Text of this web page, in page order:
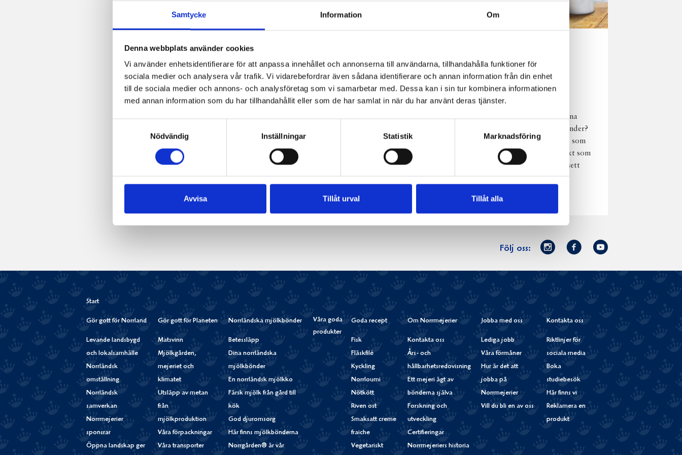
Samtycke Information Om
Denna webbplats använder cookies
Vi använder enhetsidentifierare för att anpassa innehållet och annonserna till användarna, tillhandahålla funktioner för
sociala medier och analysera vår trafik. Vi vidarebefordrar även sådana identifierare och annan information från din enhet
till de sociala medier och annons- och analysföretag som vi samarbetar med. Dessa kan i sin tur kombinera informationen
med annan information som du har tillhandahållit eller som de har samlat in när du har använt deras tjänster.
Nödvändig
Inställningar Statistik Marknadsföring
Avvisa Tillåt urval Tillåt alla
njutning i alla
väder
Har du provat
chokladmjölk från dina
norrländska mjölkbönder?
Den är lika god varm som
kall och passar perfekt som
vardagsnjutning oavsett
väder, året om.
Läs mer
Följ oss:
Norrmejerier
Instagram
Facebook
Youtube
Start
Gör gott för Norrland
Levande landsbygd
och lokalsamhälle
Norrländsk
omställning
Norrländsk
samverkan
Norrmejerier
sponsrar
Öppna landskap ger
Gör gott för Planeten
Matsvinn
Mjölkgården,
mejeriet och
klimatet
Utsläpp av metan
från
mjölkproduktion
Våra förpackningar
Våra transporter
Norrländska mjölkbönder
Betessläpp
Dina norrländska
mjölkbönder
En norrländsk mjölkko
Färsk mjölk från gård till
kök
God djuromsorg
Här finns mjölkbönderna
Norrgården® är vår
Våra goda
produkter
Goda recept
Fisk
Fläskfilé
Kyckling
Norrloumi
Nötkött
Riven ost
Smaksatt creme
fraiche
Vegetariskt
Om Norrmejerier
Kontakta oss
Års- och
hållbarhetsredovisning
Ett mejeri ägt av
bönderna själva
Forskning och
utveckling
Certifieringar
Norrmejeriers historia
Jobba med oss
Lediga jobb
Våra förmåner
Hur är det att
jobba på
Norrmejerier
Vill du bli en av oss
Kontakta oss
Riktlinjer för
sociala media
Boka
studiebesök
Här finns vi
Reklamera en
produkt